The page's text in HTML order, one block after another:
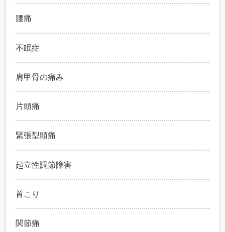
腰痛
不眠症
肩甲骨の痛み
片頭痛
緊張型頭痛
起立性調節障害
首こり
関節痛